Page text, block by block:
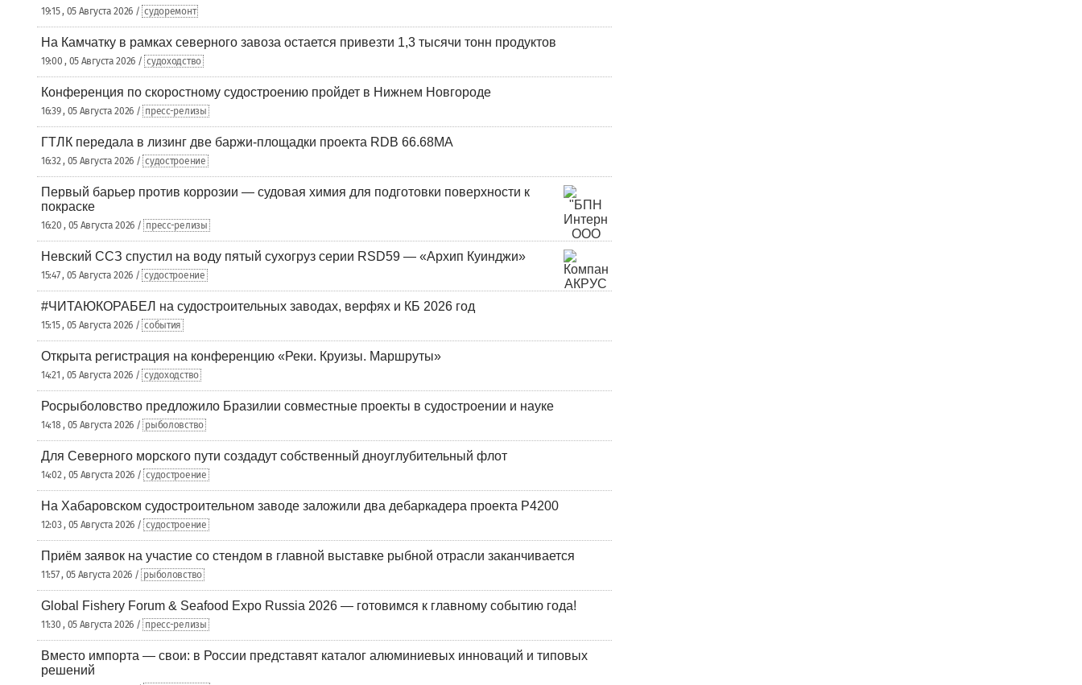
19:15 , 05 Августа 2026 / судоремонт
На Камчатку в рамках северного завоза остается привезти 1,3 тысячи тонн продуктов
19:00 , 05 Августа 2026 / судоходство
Конференция по скоростному судостроению пройдет в Нижнем Новгороде
16:39 , 05 Августа 2026 / пресс-релизы
ГТЛК передала в лизинг две баржи-площадки проекта RDB 66.68МА
16:32 , 05 Августа 2026 / судостроение
Первый барьер против коррозии — судовая химия для подготовки поверхности к
покраске
16:20 , 05 Августа 2026 / пресс-релизы
Невский ССЗ спустил на воду пятый сухогруз серии RSD59 — «Архип Куинджи»
15:47 , 05 Августа 2026 / судостроение
#ЧИТАЮКОРАБЕЛ на судостроительных заводах, верфях и КБ 2026 год
15:15 , 05 Августа 2026 / события
Открыта регистрация на конференцию «Реки. Круизы. Маршруты»
14:21 , 05 Августа 2026 / судоходство
Росрыболовство предложило Бразилии совместные проекты в судостроении и науке
14:18 , 05 Августа 2026 / рыболовство
Для Северного морского пути создадут собственный дноуглубительный флот
14:02 , 05 Августа 2026 / судостроение
На Хабаровском судостроительном заводе заложили два дебаркадера проекта Р4200
12:03 , 05 Августа 2026 / судостроение
Приём заявок на участие со стендом в главной выставке рыбной отрасли заканчивается
11:57 , 05 Августа 2026 / рыболовство
Global Fishery Forum & Seafood Expo Russia 2026 — готовимся к главному событию года!
11:30 , 05 Августа 2026 / пресс-релизы
Вместо импорта — свои: в России представят каталог алюминиевых инноваций и типовых
решений